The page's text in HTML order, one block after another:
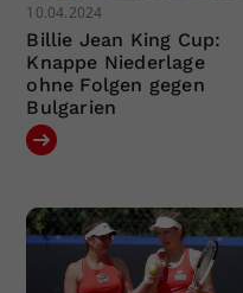
10.04.2024
Billie Jean King Cup:
Knappe Niederlage
ohne Folgen gegen
Bulgarien